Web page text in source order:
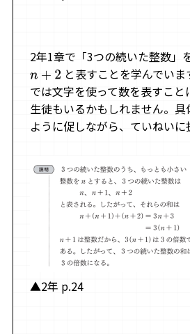
2年1章で「3つの続いた整数」
n+2
と表すことを学んでい
では文字を使って数を表すこと
生徒もいるかもしれません。
ように促しながら、ていねいに
▲2年 p.24